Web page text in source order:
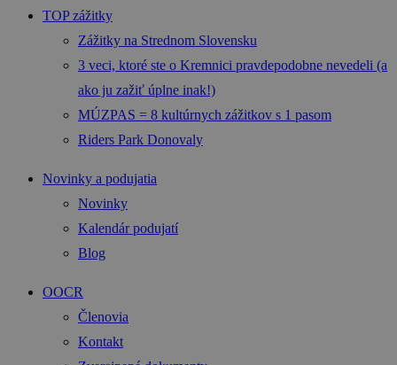
TOP zážitky
Zážitky na Strednom Slovensku
3 veci, ktoré ste o Kremnici pravdepodobne nevedeli (a
ako ju zažiť úplne inak!)
MÚZPAS = 8 kultúrnych zážitkov s 1 pasom
Riders Park Donovaly
Novinky a podujatia
Novinky
Kalendár podujatí
Blog
OOCR
Členovia
Kontakt